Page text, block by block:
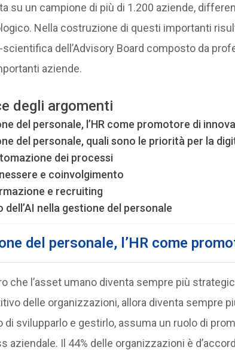
su un campione di più di 1.200 aziende,
Nella costruzione di questi importanti
dell’Advisory Board composto da
aziende.
degli argomenti
del personale, l’HR come promotore di
del personale, quali sono le priorità per la
dei processi
e coinvolgimento
e recruiting
dell’AI nella gestione del personale
del personale, l’HR come
che l’asset umano diventa sempre più
delle organizzazioni, allora diventa sempre
di svilupparlo e gestirlo, assuma un ruolo di
aziendale. Il 44% delle organizzazioni è